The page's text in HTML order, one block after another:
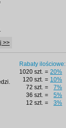
.
>>
Rabaty ilościowe:
1020 szt. = 20%
120 szt. = 10%
72 szt. =
7%
36 szt. =
5%
12 szt. = 3%